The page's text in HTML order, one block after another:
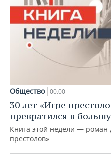
Общество 00:00
30 лет «Игре
превратился в
Книга этой недели —
престолов»